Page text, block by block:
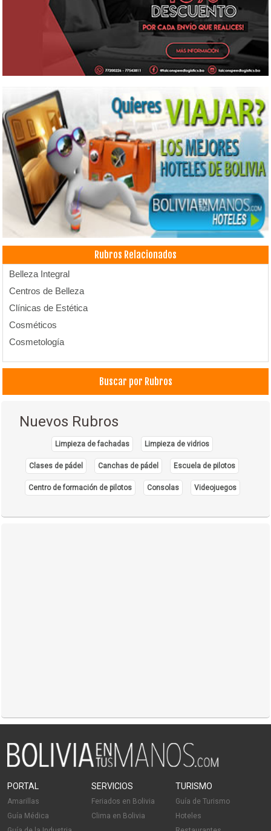
Rubros Relacionados
Belleza Integral
Centros de Belleza
Clínicas de Estética
Cosméticos
Cosmetología
Buscar por Rubros
Nuevos Rubros
Limpieza de fachadas Limpieza de vidrios
Clases de pádel Canchas de pádel Escuela de pilotos
Centro de formación de pilotos Consolas Videojuegos
PORTAL
Amarillas
Guía Médica
SERVICIOS
Feriados en Bolivia
Clima en Bolivia
TURISMO
Guía de Turismo
Hoteles